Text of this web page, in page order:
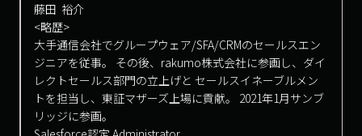
藤田 裕介
<略歴>
大手通信会社でグループウェア/SFA/CRMのセールスエン
ジニアを従事。 その後、rakumo株式会社に参画し、ダイ
レクトセールス部門の立上げと セールスイネーブルメン
トを担当し、東証マザーズ上場に貢献。 2021年1月サンブ
リッジに参画。